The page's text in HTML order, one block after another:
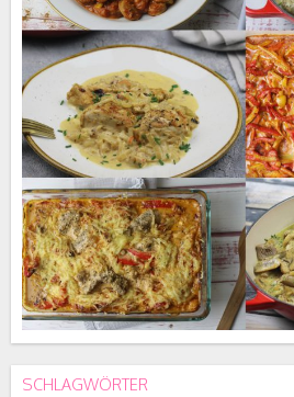
SCHLAGWÖRTER